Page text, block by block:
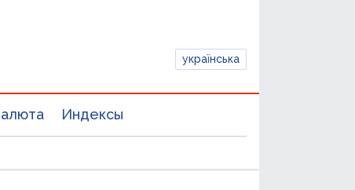
українська
Индексы